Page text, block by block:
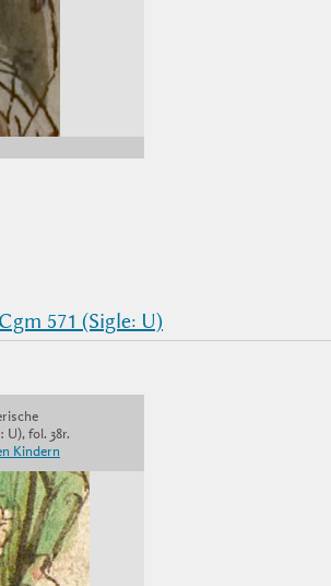
571 (Sigle: U)
U), fol. 38r.
Kindern